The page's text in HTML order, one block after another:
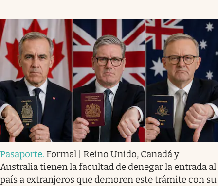
Pasaporte. Formal | Reino Unido, Canadá y
Australia tienen la facultad de denegar la entrada al
país a extranjeros que demoren este trámite con su